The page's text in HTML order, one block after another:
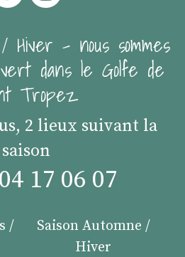
Hiver - nous sommes
dans le Golfe de
Tropez
2 lieux suivant la
saison
17 06 07
/
Saison Automne /
Hiver